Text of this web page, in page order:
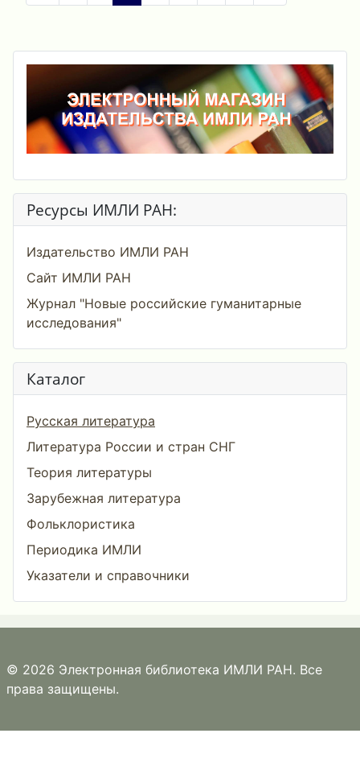
Ресурсы ИМЛИ РАН:
Издательство ИМЛИ РАН
Сайт ИМЛИ РАН
Журнал "Новые российские гуманитарные
исследования"
Каталог
Русская литература
Литература России и стран СНГ
Теория литературы
Зарубежная литература
Фольклористика
Периодика ИМЛИ
Указатели и справочники
© 2026 Электронная библиотека ИМЛИ РАН. Все
права защищены.